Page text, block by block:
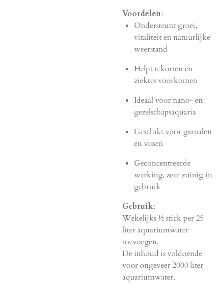
Voordelen:
Ondersteunt groei,
vitaliteit en natuurlijke
weerstand
Helpt tekorten en
ziektes voorkomen
Ideaal voor nano- en
gezelschapsaquaria
Geschikt voor garnalen
en vissen
Geconcentreerde
werking, zeer zuinig in
gebruik
Gebruik:
Wekelijks ½ stick per 25
liter aquariumwater
toevoegen.
De inhoud is voldoende
voor ongeveer 2000 liter
aquariumwater.